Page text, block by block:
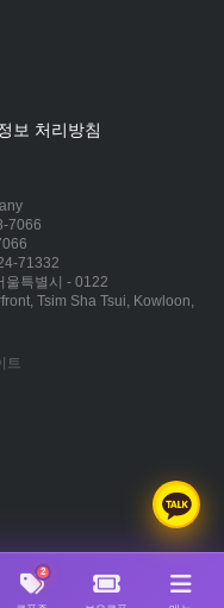
보 처리방침
7066
71332
울특별시 - 0122
Tsim Sha Tsui, Kowloon,
트
2